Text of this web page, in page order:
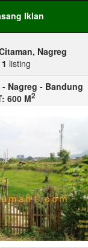
Iklan
Nagreg
1 listing
Nagreg - Bandung
600 M2